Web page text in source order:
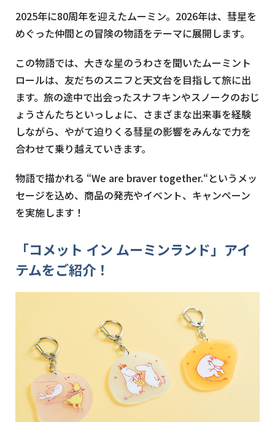
2025年に80周年を迎えたムーミン。2026年は、彗星を
めぐった仲間との冒険の物語をテーマに展開します。
この物語では、大きな星のうわさを聞いたムーミント
ロールは、友だちのスニフと天文台を目指して旅に出
ます。旅の途中で出会ったスナフキンやスノークのおじ
ょうさんたちといっしょに、さまざまな出来事を経験
しながら、やがて迫りくる彗星の影響をみんなで力を
合わせて乗り越えていきます。
物語で描かれる “We are braver together.“というメッ
セージを込め、商品の発売やイベント、キャンペーン
を実施します！
「コメット イン ムーミンランド」アイ
テムをご紹介！